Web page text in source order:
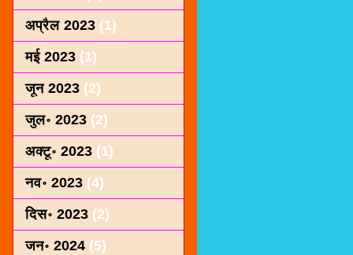
अप्रैल 2023 (1)
मई 2023 (1)
जून 2023 (2)
जुल॰ 2023 (2)
अक्टू॰ 2023 (1)
नव॰ 2023 (4)
दिस॰ 2023 (2)
जन॰ 2024 (5)